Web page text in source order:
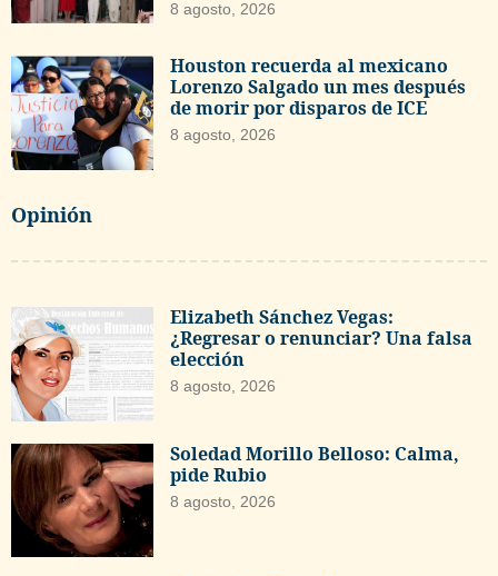
8 agosto, 2026
Houston recuerda al mexicano
Lorenzo Salgado un mes después
de morir por disparos de ICE
8 agosto, 2026
Opinión
Elizabeth Sánchez Vegas:
¿Regresar o renunciar? Una falsa
elección
8 agosto, 2026
Soledad Morillo Belloso: Calma,
pide Rubio
8 agosto, 2026